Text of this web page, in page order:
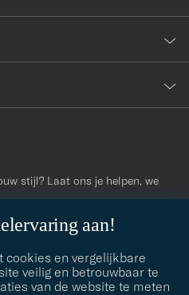
aan!
cookies en vergelijkbare
veilig en betrouwbaar te
van de website te meten
stijl? Laat ons je helpen, we